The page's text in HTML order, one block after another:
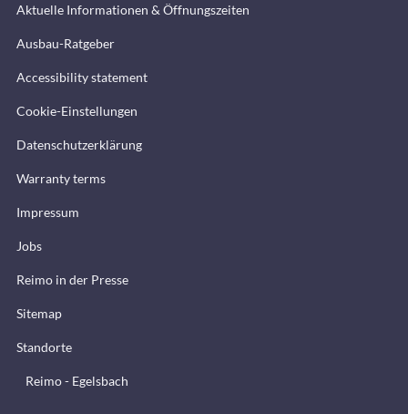
Aktuelle Informationen & Öffnungszeiten
Ausbau-Ratgeber
Accessibility statement
Cookie-Einstellungen
Datenschutzerklärung
Warranty terms
Impressum
Jobs
Reimo in der Presse
Sitemap
Standorte
Reimo - Egelsbach